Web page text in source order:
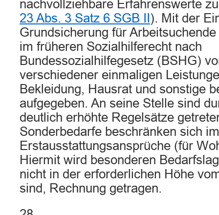
nachvollziehbare Erfahrenswerte
23 Abs. 3 Satz 6 SGB II ). Mit der
Grundsicherung für
im früheren Sozialhilferecht nach
Bundessozialhilfegesetz (BSHG)
verschiedener einmaligen
Bekleidung, Hausrat und sonstige
aufgegeben. An seine Stelle sind
deutlich erhöhte Regelsätze
Sonderbedarfe beschränken sich
Erstausstattungsansprüche (für
Hiermit wird besonderen
nicht in der erforderlichen Höhe
sind, Rechnung getragen.